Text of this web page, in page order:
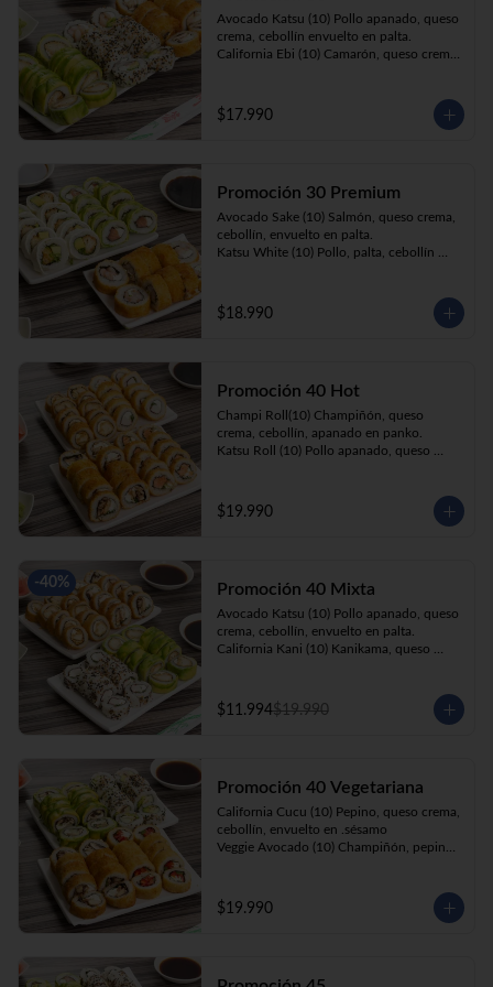
crema envuelto en panko.
Avocado Katsu (10) Pollo apanado, queso
crema, cebollín envuelto en palta.
California Ebi (10) Camarón, queso crema,
crema, cebollín, apanado en panko.
$17.990
Promoción 30 Premium
Avocado Sake (10) Salmón, queso crema,
cebollín, envuelto en palta.
Katsu White (10) Pollo, palta, cebollín
cebollín, apanado en panko.
$18.990
Promoción 40 Hot
Champi Roll(10) Champiñón, queso
crema, cebollín, apanado en panko.
Katsu Roll (10) Pollo apanado, queso
cebollín, apanado en panko.
Kani Roll(10) Kanikama, queso crema,
$19.990
-40% Promoción 40 Mixta
Avocado Katsu (10) Pollo apanado, queso
crema, cebollín, envuelto en palta.
California Kani (10) Kanikama, queso
crema, cebollín, apanado en panko.
Champi Roll (10) Champiñón, queso
$11.994$19.990
Promoción 40 Vegetariana
California Cucu (10) Pepino, queso crema,
cebollín, envuelto en .sésamo
Veggie Avocado (10) Champiñón, pepino,
crema envuelto en panko.
Champi Roll(10) Champiñón, queso
$19.990